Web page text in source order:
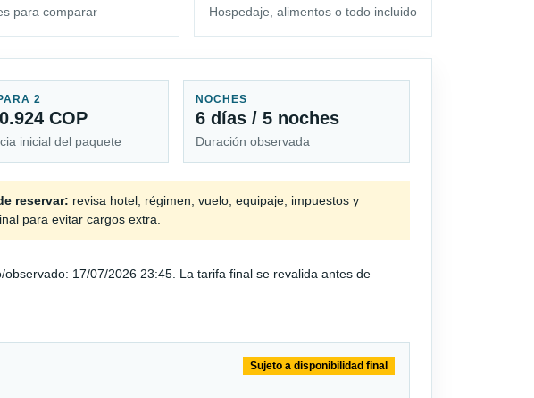
para comparar Hospedaje, alimentos o todo incluido
2
COP
inicial del paquete
NOCHES
6 días / 5 noches
Duración observada
reservar: revisa hotel, régimen, vuelo, equipaje, impuestos y
para evitar cargos extra.
17/07/2026 23:45. La tarifa final se revalida antes de
Sujeto a disponibilidad final